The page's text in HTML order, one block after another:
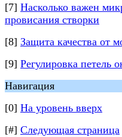
[7] Насколько важен
провисания створки
[8] Защита качества от
[9] Регулировка петель
Навигация
[0] На уровень вверх
[#] Следующая страница